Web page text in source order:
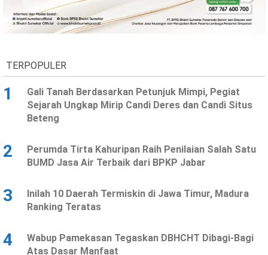
TERPOPULER
1
Gali Tanah Berdasarkan Petunjuk Mimpi, Pegiat
Sejarah Ungkap Mirip Candi Deres dan Candi Situs
Beteng
2
Perumda Tirta Kahuripan Raih Penilaian Salah Satu
BUMD Jasa Air Terbaik dari BPKP Jabar
3
Inilah 10 Daerah Termiskin di Jawa Timur, Madura
Ranking Teratas
4
Wabup Pamekasan Tegaskan DBHCHT Dibagi-Bagi
Atas Dasar Manfaat